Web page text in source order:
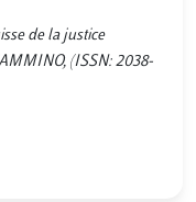
de la justice
(ISSN: 2038-